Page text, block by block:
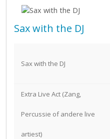
Sax with the DJ
Sax with the DJ
Extra Live Act (Zang,
Percussie of andere live
artiest)